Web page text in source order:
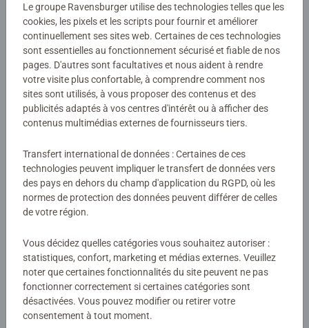
Les puzzles Ravensburger sont conçus pour être adaptés
à chaque âge, avec des pièces solides et des illustrations
colorées. Ils offrent un excellent moyen de stimuler la
confiance en soi des enfants. Depuis plus de 100 ans,
Ravensburger crée des puzzles de qualité, sûrs et
durables, pour accompagner le développement des petits.
Numéro d'article:
13386
EAN:
4005556133864
Avertissements et informations du fabricant
Produits similaires
Aucune évaluation n'a encore été
soumise
0/0
Rédiger une évaluation
Le groupe Ravensburger utilise des technologies telles que les
cookies, les pixels et les scripts pour fournir et améliorer
continuellement ses sites web. Certaines de ces technologies
sont essentielles au fonctionnement sécurisé et fiable de nos
pages. D'autres sont facultatives et nous aident à rendre
votre visite plus confortable, à comprendre comment nos
sites sont utilisés, à vous proposer des contenus et des
publicités adaptés à vos centres d'intérêt ou à afficher des
contenus multimédias externes de fournisseurs tiers.
Transfert international de données : Certaines de ces
technologies peuvent impliquer le transfert de données vers
des pays en dehors du champ d'application du RGPD, où les
normes de protection des données peuvent différer de celles
de votre région.
Vous décidez quelles catégories vous souhaitez autoriser :
statistiques, confort, marketing et médias externes. Veuillez
noter que certaines fonctionnalités du site peuvent ne pas
fonctionner correctement si certaines catégories sont
désactivées. Vous pouvez modifier ou retirer votre
consentement à tout moment.